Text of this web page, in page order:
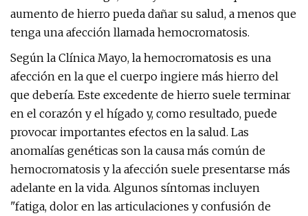
aumento de hierro pueda dañar su salud, a menos que
tenga una afección llamada hemocromatosis.
Según la Clínica Mayo, la hemocromatosis es una
afección en la que el cuerpo ingiere más hierro del
que debería. Este excedente de hierro suele terminar
en el corazón y el hígado y, como resultado, puede
provocar importantes efectos en la salud. Las
anomalías genéticas son la causa más común de
hemocromatosis y la afección suele presentarse más
adelante en la vida. Algunos síntomas incluyen
"fatiga, dolor en las articulaciones y confusión de